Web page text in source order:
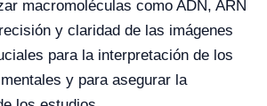
macromoléculas como ADN, ARN
y claridad de las imágenes
para la interpretación de los
y para asegurar la